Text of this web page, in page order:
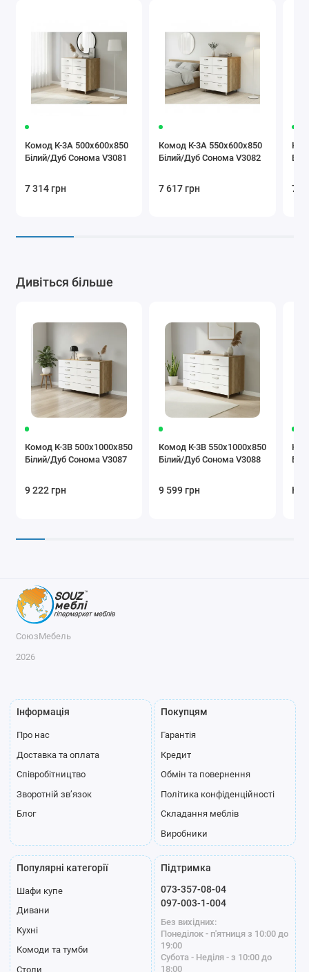
Комод К-3А 500x600x850
Білий/Дуб Сонома V3081
7 314 грн
Комод К-3А 550x600x850
Білий/Дуб Сонома V3082
7 617 грн 7
Дивіться більше
Комод К-3В 500x1000x850
Білий/Дуб Сонома V3087
9 222 грн
Комод К-3В 550x1000x850
Білий/Дуб Сонома V3088
9 599 грн
СоюзМебель
2026
Інформація
Про нас
Доставка та оплата
Співробітництво
Зворотній зв’язок
Блог
Покупцям
Гарантія
Кредит
Обмін та повернення
Політика конфіденційності
Складання меблів
Виробники
Популярні категорії
Шафи купе
Дивани
Кухні
Комоди та тумби
Столи
Підтримка
073-357-08-04
097-003-1-004
Без вихідних:
Понеділок - п'ятниця з 10:00 до
19:00
Субота - Неділя - з 10:00 до
18:00